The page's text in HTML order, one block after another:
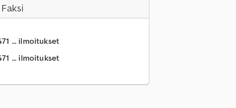
... ilmoitukset
... ilmoitukset